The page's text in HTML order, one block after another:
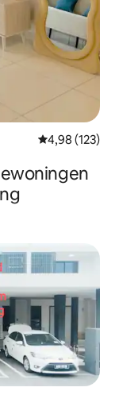
Gemiddelde
4,98 (123)